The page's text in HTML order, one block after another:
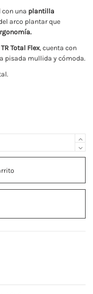
con una plantilla
arco plantar que
TR Total Flex, cuenta con
pisada mullida y cómoda.